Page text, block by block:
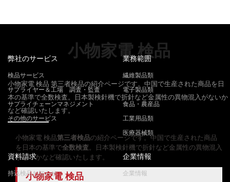
小物家電 検品
小物家電 検品 第三者検品の紹介ページです。中国で生産された商品を日
本の基準で全数検査。日本製検針機で折針など金属性の異物混入がないか
など確認いたします。
小物家電 検品第三者検品の紹介ページです。中国で生産された商品
を日本の基準で全数検査 。日本製検針機で折針など金属性の異物混入
がないかなど確認いたします。
小物家電 検品
弊社のサービス
検品サービス
サプライヤー＆工場 調査・監査
サプライチェーンマネジメント
その他のサービス
業務範囲
繊維製品類
電子製品類
食品・農産品
工業用品類
医療器械類
資料請求
持込検品お知らせ
企業情報
企業情報